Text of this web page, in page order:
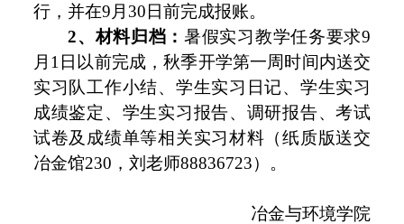
行，并在9月30日前完成报账。
2、材料归档：暑假实习教学任务要求9
月1日以前完成，秋季开学第一周时间内送交
实习队工作小结、学生实习日记、学生实习
成绩鉴定、学生实习报告、调研报告、考试
试卷及成绩单等相关实习材料（纸质版送交
冶金馆230，刘老师88836723）。
冶金与环境学院